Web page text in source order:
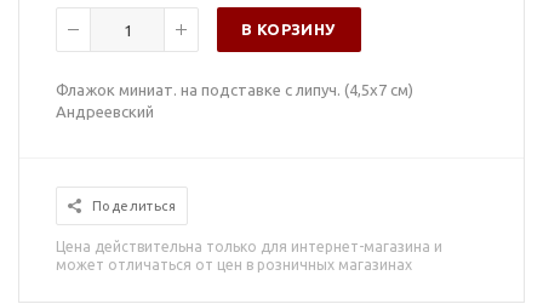
В КОРЗИНУ
Флажок миниат. на подставке с липуч. (4,5х7 см)
Андреевский
Поделиться
Цена действительна только для интернет-магазина и
может отличаться от цен в розничных магазинах